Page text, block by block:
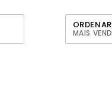
MAIS